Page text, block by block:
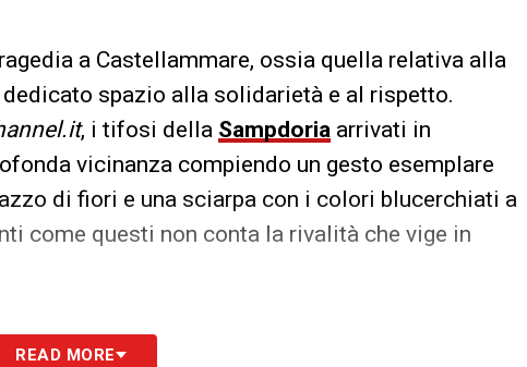
a Castellammare, ossia quella relativa alla
spazio alla solidarietà e al rispetto.
, i tifosi della Sampdoria arrivati in
vicinanza compiendo un gesto esemplare
di fiori e una sciarpa con i colori blucerchiati a
come questi non conta la rivalità che vige in
READ MORE